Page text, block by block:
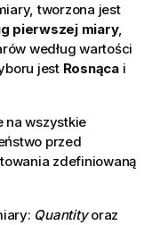
tworzona jest
pierwszej miary,
według wartości
jest Rosnącai
na wszystkie
przed
zdefiniowaną
Quantityoraz